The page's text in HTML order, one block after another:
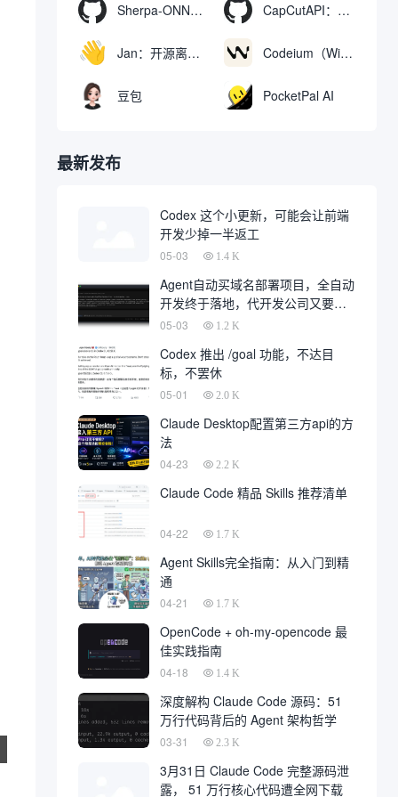
Sherpa-ONNX：使用ONNXRuntime实现离线语音识别和合成 CapCutAPI：自动化控制CapCut视频剪辑的开源工具
Jan：开源离线AI助手，ChatGPT 替代品，运行本地AI模型或连接云端AI Codeium（Windsurf Editor）：免费的AI代码补全与聊天工具，Windsurf以对话方式编写完整项目代码
豆包 PocketPal AI
最新发布
Codex 这个小更新，可能会让前端
开发少掉一半返工
05-03 1.4 K
Agent自动买域名部署项目，全自动
开发终于落地，代开发公司又要倒
一大片
05-03 1.2 K
Codex 推出 /goal 功能，不达目
标，不罢休
05-01 2.0 K
Claude Desktop配置第三方api的方
法
04-23 2.2 K
Claude Code 精品 Skills 推荐清单
04-22 1.7 K
Agent Skills完全指南：从入门到精
通
04-21 1.7 K
OpenCode + oh-my-opencode 最
佳实践指南
04-18 1.4 K
深度解构 Claude Code 源码：51
万行代码背后的 Agent 架构哲学
03-31 2.3 K
3月31日 Claude Code 完整源码泄
露， 51 万行核心代码遭全网下载